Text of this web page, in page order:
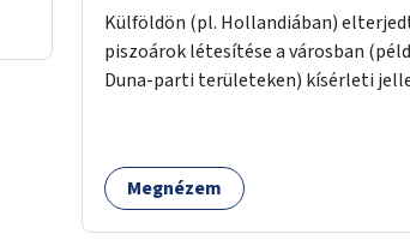
Külföldön (pl. Hollandiában)
piszoárok létesítése a városban
Duna-parti területeken) kísérleti
Megnézem